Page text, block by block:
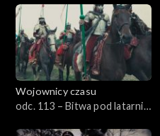
Wojownicy czasu
odc. 113 – Bitwa pod latarnią,